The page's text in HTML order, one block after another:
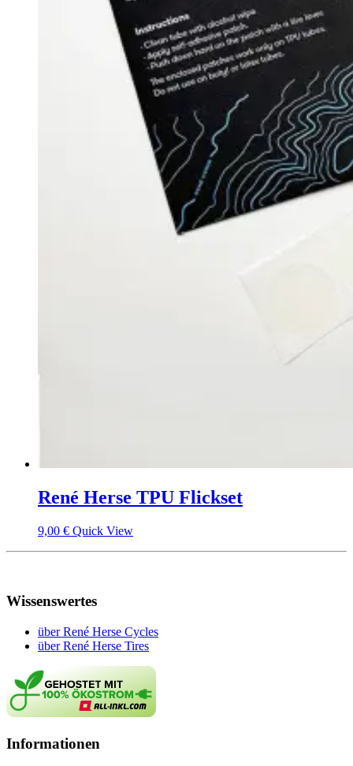
René Herse TPU Flickset
9,00 € Quick View
Wissenswertes
über René Herse Cycles
über René Herse Tires
Informationen